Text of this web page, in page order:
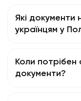
Які документи
українцям у
Коли потрібен
документи?